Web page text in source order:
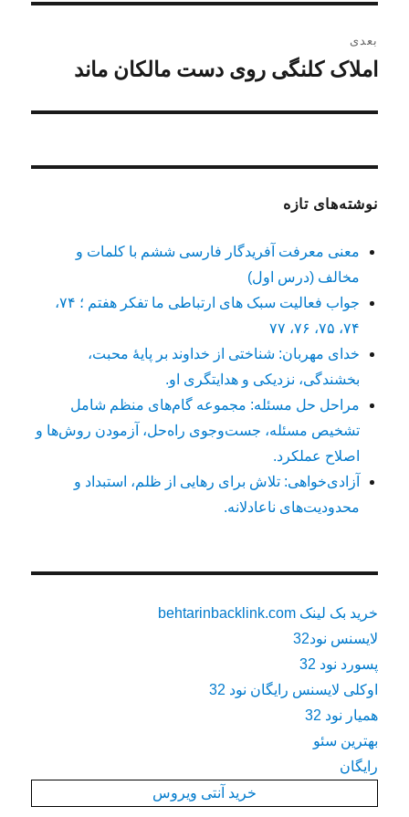
بعدی
نوشته
املاک کلنگی روی دست مالکان ماند
نوشته‌های تازه
معنی معرفت آفریدگار فارسی ششم با کلمات و
مخالف (درس اول)
جواب فعالیت سبک های ارتباطی ما تفکر هفتم ؛ ۷۴،
۷۴، ۷۵، ۷۶، ۷۷
خدای مهربان: شناختی از خداوند بر پایهٔ محبت،
بخشندگی، نزدیکی و هدایتگری او.
مراحل حل مسئله: مجموعه گام‌های منظم شامل
تشخیص مسئله، جست‌وجوی راه‌حل، آزمودن روش‌ها و
اصلاح عملکرد.
آزادی‌خواهی: تلاش برای رهایی از ظلم، استبداد و
محدودیت‌های ناعادلانه.
خرید بک لینک behtarinbacklink.com
لایسنس نود32
پسورد نود 32
اوکلی لایسنس رایگان نود 32
همیار نود 32
بهترین سئو
رایگان
خرید آنتی ویروس